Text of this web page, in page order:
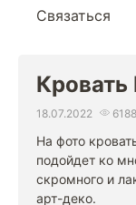
Связаться
Кровать
18.07.2022 6188
На фото
подойдет ко
скромного и
арт-деко.